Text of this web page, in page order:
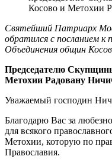
Святейший Патриарх
обратился с посланием
Объединения общин
Председателю
Метохии Радовану
Уважаемый господин
Благодарю Вас за
для всякого
Метохии, которую по
Православия.